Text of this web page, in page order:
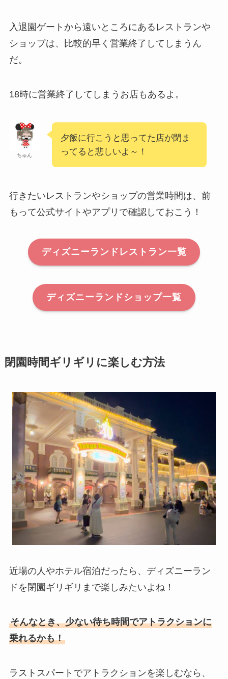
入退園ゲートから遠いところにあるレストランや
ショップは、比較的早く営業終了してしまうん
だ。
18時に営業終了してしまうお店もあるよ。
ちゅん
夕飯に行こうと思ってた店が閉ま
ってると悲しいよ～！
行きたいレストランやショップの営業時間は、前
もって公式サイトやアプリで確認しておこう！
ディズニーランドレストラン一覧
ディズニーランドショップ一覧
閉園時間ギリギリに楽しむ方法
近場の人やホテル宿泊だったら、ディズニーラン
ドを閉園ギリギリまで楽しみたいよね！
そんなとき、少ない待ち時間でアトラクションに
乗れるかも！
ラストスパートでアトラクションを楽しむなら、